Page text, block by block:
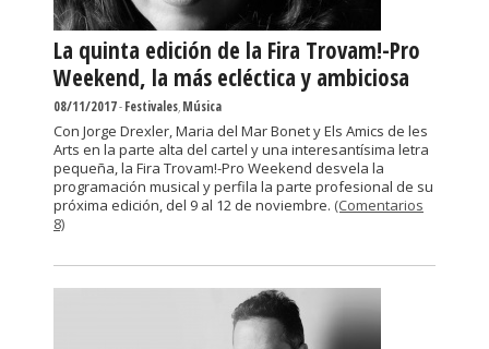
La quinta edición de la Fira Trovam!-Pro
Weekend, la más ecléctica y ambiciosa
08/11/2017-Festivales,Música
Con Jorge Drexler, Maria del Mar Bonet y Els Amics de les
Arts en la parte alta del cartel y una interesantísima letra
pequeña, la Fira Trovam!-Pro Weekend desvela la
programación musical y perfila la parte profesional de su
próxima edición, del 9 al 12 de noviembre. (Comentarios
8)